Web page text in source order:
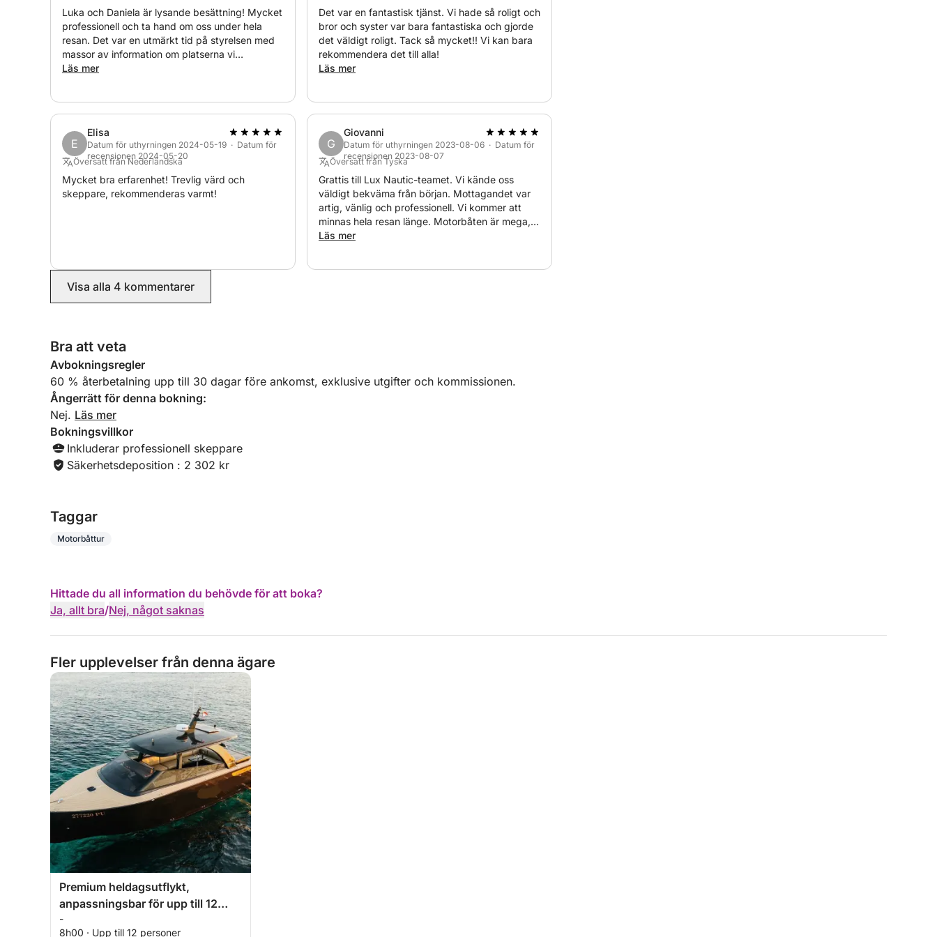
Luka och Daniela är lysande besättning! Mycket
professionell och ta hand om oss under hela
resan. Det var en utmärkt tid på styrelsen med
massor av information om platserna vi
passerade. Stopp på mycket fina platser och
Läs mer
Det var en fantastisk tjänst. Vi hade så roligt och
bror och syster var bara fantastiska och gjorde
det väldigt roligt. Tack så mycket!! Vi kan bara
rekommendera det till alla!
Läs mer
E
Elisa
Datum för uthyrningen 2024-05-19 · Datum för
recensionen 2024-05-20
Översatt från Nederländska
Mycket bra erfarenhet! Trevlig värd och
skeppare, rekommenderas varmt!
G
Giovanni
Datum för uthyrningen 2023-08-06 · Datum för
recensionen 2023-08-07
Översatt från Tyska
Grattis till Lux Nautic-teamet. Vi kände oss
väldigt bekväma från början. Mottagandet var
artig, vänlig och professionell. Vi kommer att
minnas hela resan länge. Motorbåten är mega,
mycket bekväm och erbjuder den lyx som
Läs mer
Visa alla 4 kommentarer
Bra att veta
Avbokningsregler
60 % återbetalning upp till 30 dagar före ankomst, exklusive utgifter och kommissionen.
Ångerrätt för denna bokning:
Nej. Läs mer
Bokningsvillkor
Inkluderar professionell skeppare
Säkerhetsdeposition : 2 302 kr
Taggar
Motorbåttur
Hittade du all information du behövde för att boka?
Ja, allt bra/Nej, något saknas
Fler upplevelser från denna ägare
Premium heldagsutflykt,
anpassningsbar för upp till 12
personer på en motorbåt, all
-
8h00 · Upp till 12 personer